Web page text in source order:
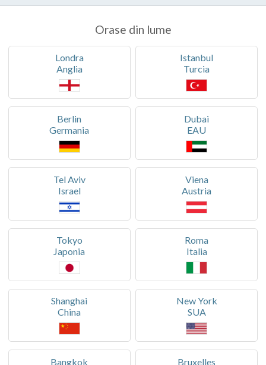
Orase din lume
Londra
Anglia
Istanbul
Turcia
Berlin
Germania
Dubai
EAU
Tel Aviv
Israel
Viena
Austria
Tokyo
Japonia
Roma
Italia
Shanghai
China
New York
SUA
Bangkok
Bruxelles